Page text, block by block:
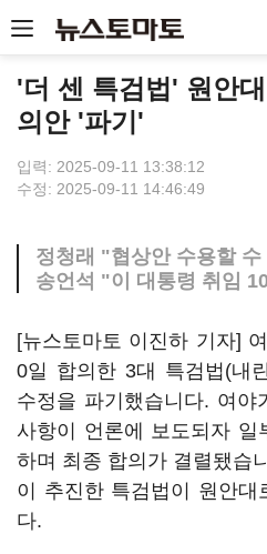
'더 센 특검법' 원안
의안 '파기'
입력: 2025-09-11 13:38:12
수정: 2025-09-11 14:46:49
정청래 "협상안 수용할
송언석 "이 대통령 취임
[뉴스토마토 이진하 기자]
0일 합의한 3대 특검법(내
수정을 파기했습니다. 여야
사항이 언론에 보도되자
하며 최종 합의가 결렬됐습
이 추진한 특검법이 원안대
다.